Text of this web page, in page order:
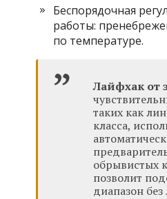
Беспорядочная
работы:
по температуре.
Лайфхак от
таких как
класса,
обрывистых
позволит
диапазон